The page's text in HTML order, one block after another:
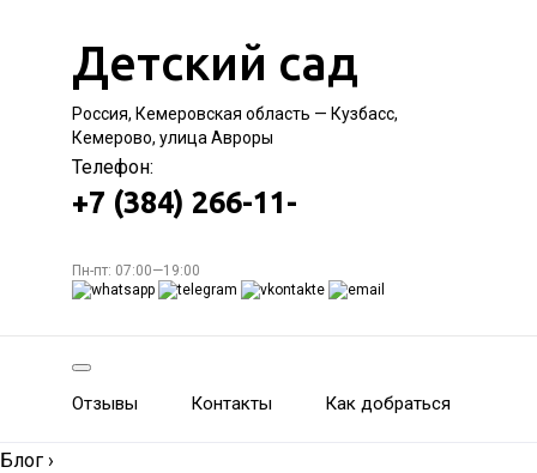
Детский сад
Россия, Кемеровская область — Кузбасс,
Кемерово, улица Авроры
Телефон:
+7 (384) 266-11-
Пн-пт: 07:00—19:00
Отзывы Контакты Как добраться
Блог ›